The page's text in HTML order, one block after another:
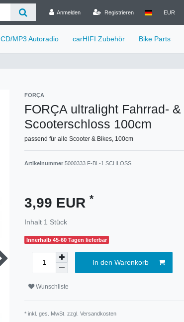
Anmelden Registrieren EUR
CD/MP3 Autoradio carHIFI Zubehör Bike Parts
FORÇA
FORÇA ultralight Fahrrad- &
Scooterschloss 100cm
passend für alle Scooter & Bikes, 100cm
Artikelnummer 5000333 F-BL-1 SCHLOSS
3,99 EUR *
Inhalt 1 Stück
Innerhalb 45-60 Tagen lieferbar
In den Warenkorb
Wunschliste
* inkl. ges. MwSt. zzgl. Versandkosten